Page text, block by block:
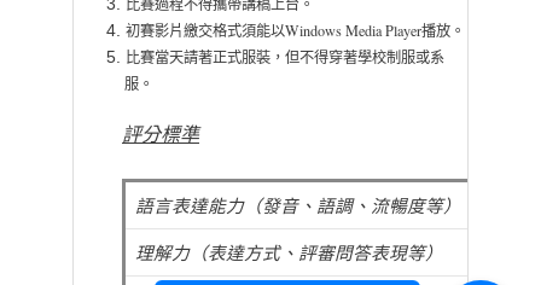
初賽影片繳交格式須能以Windows Media Player播放。
比賽當天請著正式服裝，但不得穿著學校制服或系
服。
評分標準
語言表達能力（發音、語調、流暢度等）
理解力（表達方式、評審問答表現等）